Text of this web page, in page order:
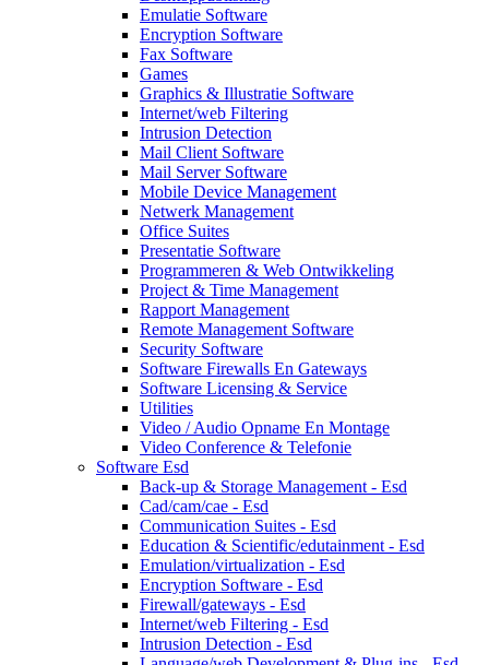
Emulatie Software
Encryption Software
Fax Software
Games
Graphics & Illustratie Software
Internet/web Filtering
Intrusion Detection
Mail Client Software
Mail Server Software
Mobile Device Management
Netwerk Management
Office Suites
Presentatie Software
Programmeren & Web Ontwikkeling
Project & Time Management
Rapport Management
Remote Management Software
Security Software
Software Firewalls En Gateways
Software Licensing & Service
Utilities
Video / Audio Opname En Montage
Video Conference & Telefonie
Software Esd
Back-up & Storage Management - Esd
Cad/cam/cae - Esd
Communication Suites - Esd
Education & Scientific/edutainment - Esd
Emulation/virtualization - Esd
Encryption Software - Esd
Firewall/gateways - Esd
Internet/web Filtering - Esd
Intrusion Detection - Esd